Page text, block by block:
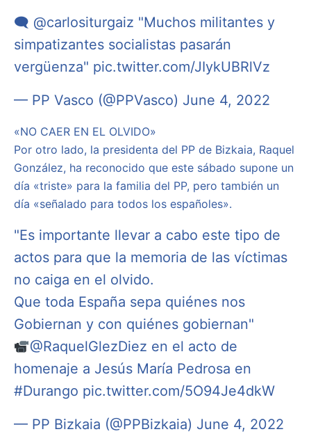
🗨 @carlositurgaiz "Muchos militantes y
simpatizantes socialistas pasarán
vergüenza" pic.twitter.com/JIykUBRlVz
— PP Vasco (@PPVasco) June 4, 2022
«NO CAER EN EL OLVIDO»
Por otro lado, la presidenta del PP de Bizkaia, Raquel
González, ha reconocido que este sábado supone un
día «triste» para la familia del PP, pero también un
día «señalado para todos los españoles».
"Es importante llevar a cabo este tipo de
actos para que la memoria de las víctimas
no caiga en el olvido.
Que toda España sepa quiénes nos
Gobiernan y con quiénes gobiernan"
@RaquelGlezDiez en el acto de
homenaje a Jesús María Pedrosa en
#Durango pic.twitter.com/5O94Je4dkW
— PP Bizkaia (@PPBizkaia) June 4, 2022